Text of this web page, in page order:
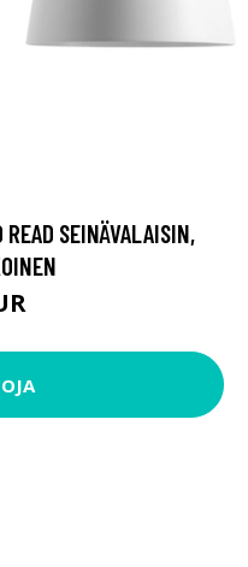
READ SEINÄVALAISIN,